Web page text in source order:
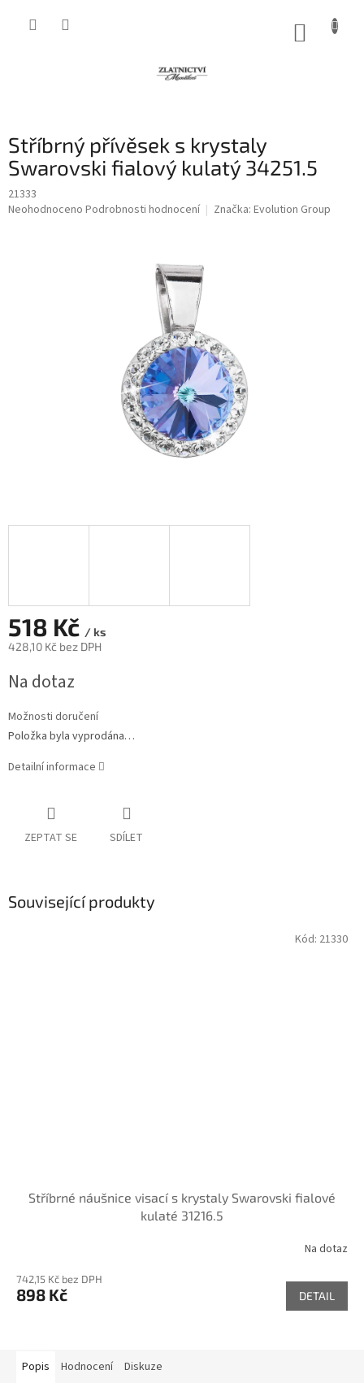
Stříbrný přívěsek s krystaly
Swarovski fialový kulatý 34251.5
21333
Průměrné
Neohodnoceno Podrobnosti hodnocení Značka: Evolution Group
518 Kč / ks
428,10 Kč bez DPH
cena:
Na dotaz
Možnosti doručení
Položka byla vyprodána…
Detailní informace
ZEPTAT SE SDÍLET
Související produkty
Stříbrné náušnice visací s krystaly Swarovski fialové
kulaté 31216.5
Na dotaz
742,15 Kč bez DPH
898 Kč DETAIL
Kód: 21330
Popis Hodnocení Diskuze